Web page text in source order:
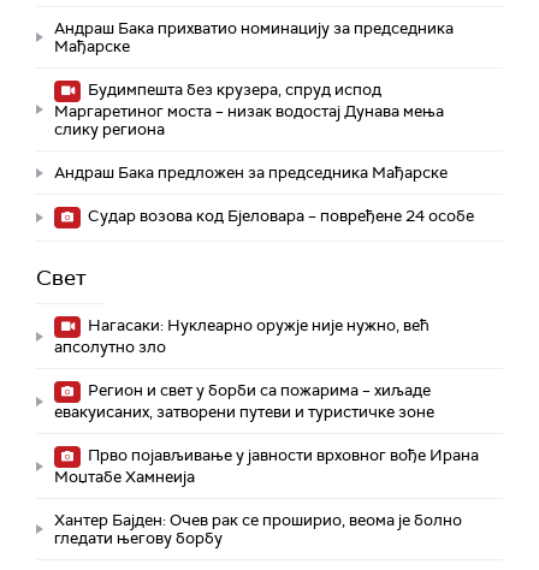
Андраш Бака прихватио номинацију за председника
Мађарске
Будимпешта без крузера, спруд испод
Маргаретиног моста – низак водостај Дунава мења
слику региона
Андраш Бакa предложен за председника Мађарске
Судар возова код Бјеловара – повређене 24 особе
Свет
Нагасаки: Нуклеарно оружје није нужно, већ
апсолутно зло
Регион и свет у борби са пожарима – хиљаде
евакуисаних, затворени путеви и туристичке зоне
Прво појављивање у јавности врховног вође Ирана
Моџтабe Хамнеија
Хантер Бајден: Очев рак се проширио, веома је болно
гледати његову борбу